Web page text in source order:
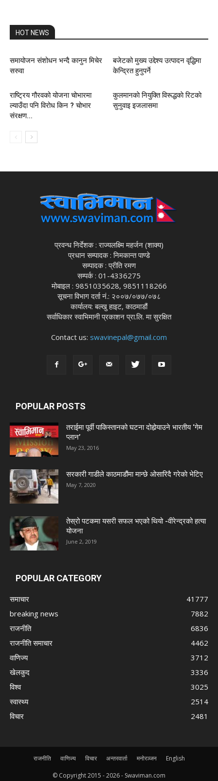
HOT NEWS
समायोजन संशोधन भन्दै कानुन मिचेर
सरुवा
बजेटको मुख्य उद्देश्य उत्पादन वृद्धिमा
केन्द्रित हुनुपर्ने
राष्ट्रिय गौरवको योजना चोभारमा
ल्याउँदा पनि विरोध किन ? चोभार
संरक्षण...
कुलमानकाे नियुक्ति विरूद्धकाे रिटकाे
सुनुवाइ इजलासमा
प्रवन्ध निर्देशक : राज्यलक्ष्मि महर्जन (शाक्य)
प्रधान सम्पादक : निमकान्त पाण्डे
सम्पादक : प्रीति रमण
सम्पर्क : 01-4336275
मोबाइल : 9851035628, 9851118266
सूचना विभाग दर्ता नं.: २००७/०७७/०७८
कार्यालय: बल्खु हाइट, काठमाडौं
सर्वाधिकार स्वाभिमानी प्रकाशन प्रा.लि. मा सुरक्षित
Contact us: swavinepal@gmail.com
POPULAR POSTS
तराईमा पूर्वी पाकिस्तानको घटना दोहोर्‍याउने भारतीय ‘गेम
प्लान’
May 23, 2016
सरकारी गाडीले काठमाडौंमा मान्छे ओसारिदै गरेकाे भेटिए
May 7, 2020
तेस्रो पटकमा यसरी सफल भएको थियो -वीरेन्द्रको हत्या
योजना
June 2, 2019
POPULAR CATEGORY
समाचार
41777
breaking news
7882
राजनीति
6836
राजनीति समाचार
4462
वाणिज्य
3712
खेलकुद
3336
विश्व
3025
स्वास्थ्य
2514
विचार
2481
राजनीति वाणिज्य विचार अन्तरवार्ता मनोरञ्जन English
© Copyright 2015 -2026 - Swaviman.com